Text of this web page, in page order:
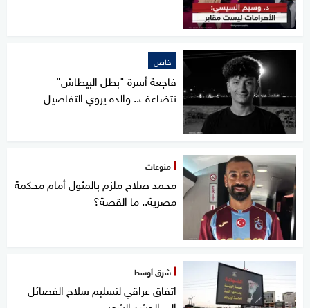
خاص
فاجعة أسرة "بطل البيطاش"
تتضاعف.. والده يروي التفاصيل
منوعات
محمد صلاح ملزم بالمثول أمام محكمة
مصرية.. ما القصة؟
شرق أوسط
اتفاق عراقي لتسليم سلاح الفصائل